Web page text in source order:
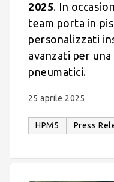
2025. In
team porta in
personalizzati
avanzati per
pneumatici.
25 aprile 2025
HPM5 Press